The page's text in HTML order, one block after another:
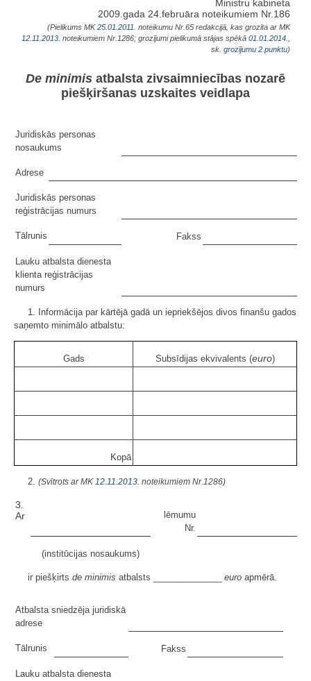
Ministru kabineta
2009.gada 24.februāra noteikumiem Nr.186
(Pielikums MK25.01.2011. noteikumu Nr.65 redakcijā, kas grozīta ar MK
12.11.2013. noteikumiem Nr.1286; grozījumi pielikumā stājas spēkā 01.01.2014.
sk. grozījumu 2.punktu)
De minimis atbalsta zivsaimniecības nozarē
piešķiršanas uzskaites veidlapa
Juridiskās personas
nosaukums
Adrese
Juridiskās personas
reģistrācijas numurs
Tālrunis Fakss
Lauku atbalsta dienesta
klienta reģistrācijas
numurs
1. Informācija par kārtējā gadā un iepriekšējos divos finanšu gados
saņemto minimālo atbalstu:
Gads Subsīdijas ekvivalents (euro)
Kopā
2. (Svītrots ar MK 12.11.2013. noteikumiem Nr.1286)
3.
Ar
lēmumu
Nr.
(institūcijas nosaukums)
ir piešķirts de minimis atbalsts ______________ euro apmērā.
Atbalsta sniedzēja juridiskā
adrese
Tālrunis Fakss
Lauku atbalsta dienesta